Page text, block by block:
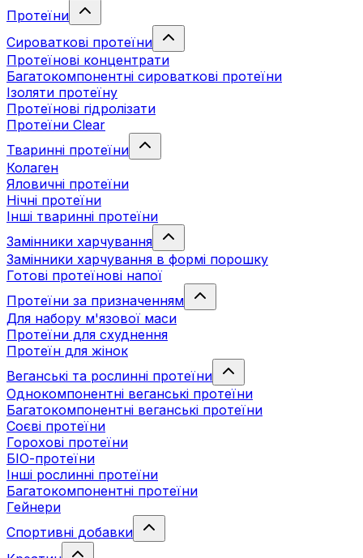
Протеїни
Сироваткові протеїни
Протеїнові концентрати
Багатокомпонентні сироваткові протеїни
Ізоляти протеїну
Протеїнові гідролізати
Протеїни Clear
Тваринні протеїни
Колаген
Яловичні протеїни
Нічні протеїни
Інші тваринні протеїни
Замінники харчування
Замінники харчування в формі порошку
Готові протеїнові напої
Протеїни за призначенням
Для набору м'язової маси
Протеїни для схуднення
Протеїн для жінок
Веганські та рослинні протеїни
Однокомпонентні веганські протеїни
Багатокомпонентні веганські протеїни
Cоєві протеїни
Горохові протеїни
БІО-протеїни
Інші рослинні протеїни
Багатокомпонентні протеїни
Гейнери
Спортивні добавки